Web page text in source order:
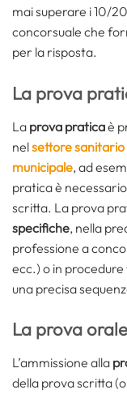
mai superare i 10/
concorsuale che
per la risposta.
La prova
La prova praticaè
nelsettore sanitario
municipale, ad
pratica è
scritta. La prova
specifiche, nella
professione a
ecc.) o in
una precisa
La prova orale
L’ammissione alla
della prova scritta